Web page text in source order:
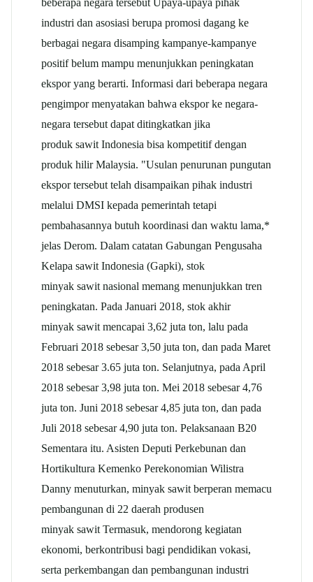
industri dan asosiasi berupa promosi dagang ke
berbagai negara disamping kampanye-kampanye
positif belum mampu menunjukkan peningkatan
ekspor yang berarti. Informasi dari beberapa negara
pengimpor menyatakan bahwa ekspor ke negara-
negara tersebut dapat ditingkatkan jika
produk sawit Indonesia bisa kompetitif dengan
produk hilir Malaysia. "Usulan penurunan pungutan
ekspor tersebut telah disampaikan pihak industri
melalui DMSI kepada pemerintah tetapi
pembahasannya butuh koordinasi dan waktu lama,*
jelas Derom. Dalam catatan Gabungan Pengusaha
Kelapa sawit Indonesia (Gapki), stok
minyak sawit nasional memang menunjukkan tren
peningkatan. Pada Januari 2018, stok akhir
minyak sawit mencapai 3,62 juta ton, lalu pada
Februari 2018 sebesar 3,50 juta ton, dan pada Maret
2018 sebesar 3.65 juta ton. Selanjutnya, pada April
2018 sebesar 3,98 juta ton. Mei 2018 sebesar 4,76
juta ton. Juni 2018 sebesar 4,85 juta ton, dan pada
Juli 2018 sebesar 4,90 juta ton. Pelaksanaan B20
Sementara itu. Asisten Deputi Perkebunan dan
Hortikultura Kemenko Perekonomian Wilistra
Danny menuturkan, minyak sawit berperan memacu
pembangunan di 22 daerah produsen
minyak sawit Termasuk, mendorong kegiatan
ekonomi, berkontribusi bagi pendidikan vokasi,
serta perkembangan dan pembangunan industri